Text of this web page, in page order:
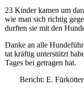
23 Kinder kamen um
wie man sich richtig
durften sie mit den
Danke an alle
tat kräftig unterstützt
Tages bei getragen hat.
Bericht: E.